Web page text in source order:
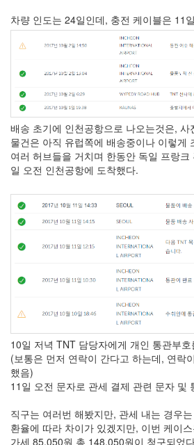
차량 인도는 24일인데, 충전 케이블은 11
배송 초기에 인천공항으로 나오는것은, 사
물건은 아직 유럽쪽에 배송중이나 이렇게
여러 허브들을 거치며 한동안 독일 프랑
일 오전 인천공항에 도착했다.
10일 저녁 TNT 담당자에게 개인 통관부
(보통은 먼저 연락이 간다고 하는데, 연락
했음)
11일 오전 문자로 관세 결제 관련 문자 및
직구는 여러번 해봤지만, 관세 내는 경우
환율에 따라 차이가 있겠지만, 이번 케이
가세 85,050원 총 148,050원이 청구되었